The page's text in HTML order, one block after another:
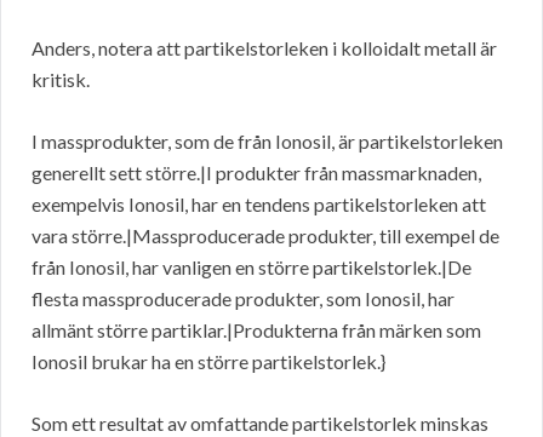
Anders, notera att partikelstorleken i kolloidalt metall är
kritisk.
I massprodukter, som de från Ionosil, är partikelstorleken
generellt sett större.|I produkter från massmarknaden,
exempelvis Ionosil, har en tendens partikelstorleken att
vara större.|Massproducerade produkter, till exempel de
från Ionosil, har vanligen en större partikelstorlek.|De
flesta massproducerade produkter, som Ionosil, har
allmänt större partiklar.|Produkterna från märken som
Ionosil brukar ha en större partikelstorlek.}
Som ett resultat av omfattande partikelstorlek minskas